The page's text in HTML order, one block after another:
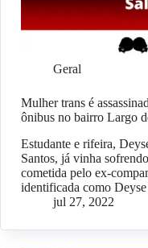
Geral
Mulher trans é
ônibus no bairro Largo
Estudante e rifeira,
Santos, já vinha
cometida pelo ex-
identificada como
jul 27, 2022